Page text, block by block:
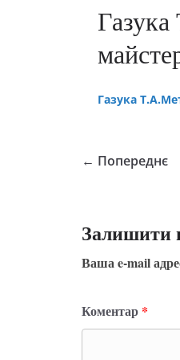
Газука
← Попереднє
Залишити
Ваша e-mail
Коментар *